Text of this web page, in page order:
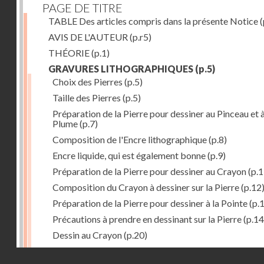
PAGE DE TITRE
TABLE Des articles compris dans la présente Notice
AVIS DE L'AUTEUR (p.r5)
THÉORIE(p.1)
GRAVURES LITHOGRAPHIQUES (p.5)
Choix des Pierres (p.5)
Taille des Pierres (p.5)
Préparation de la Pierre pour dessiner au Pinceau et
Plume(p.7)
Composition de l'Encre lithographique(p.8)
Encre liquide, qui est également bonne(p.9)
Préparation de la Pierre pour dessiner au Crayon
Composition du Crayon à dessiner sur la Pierre(p.12)
Préparation de la Pierre pour dessiner à la Pointe
Précautions à prendre en dessinant sur la Pierre
Dessin au Crayon(p.20)
Dessin à l'Encre(p.21)